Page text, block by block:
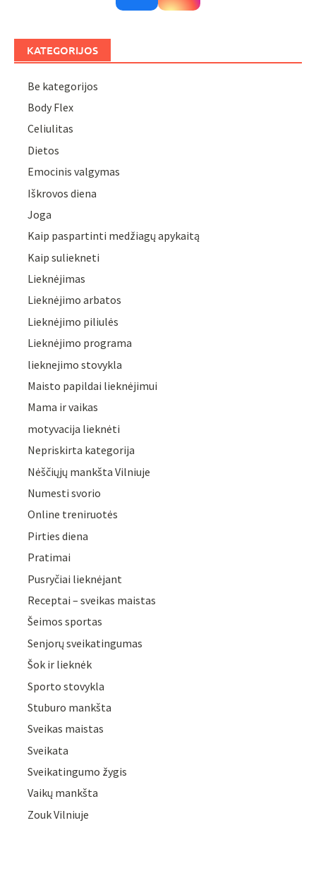
KATEGORIJOS
Be kategorijos
Body Flex
Celiulitas
Dietos
Emocinis valgymas
Iškrovos diena
Joga
Kaip paspartinti medžiagų apykaitą
Kaip suliekneti
Lieknėjimas
Lieknėjimo arbatos
Lieknėjimo piliulės
Lieknėjimo programa
lieknejimo stovykla
Maisto papildai lieknėjimui
Mama ir vaikas
motyvacija lieknėti
Nepriskirta kategorija
Nėščiųjų mankšta Vilniuje
Numesti svorio
Online treniruotės
Pirties diena
Pratimai
Pusryčiai lieknėjant
Receptai – sveikas maistas
Šeimos sportas
Senjorų sveikatingumas
Šok ir lieknėk
Sporto stovykla
Stuburo mankšta
Sveikas maistas
Sveikata
Sveikatingumo žygis
Vaikų mankšta
Zouk Vilniuje